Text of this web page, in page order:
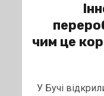
чим це
У Бучі